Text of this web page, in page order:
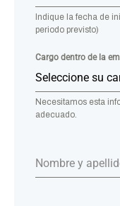
Indique la fecha de
periodo previsto)
Cargo dentro de la
Seleccione su
Necesitamos esta
adecuado.
Nombre y